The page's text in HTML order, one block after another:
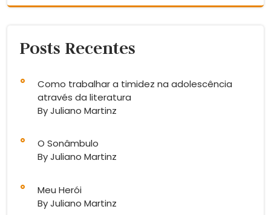
Posts Recentes
Como trabalhar a timidez na adolescência
através da literatura
By Juliano Martinz
O Sonâmbulo
By Juliano Martinz
Meu Herói
By Juliano Martinz